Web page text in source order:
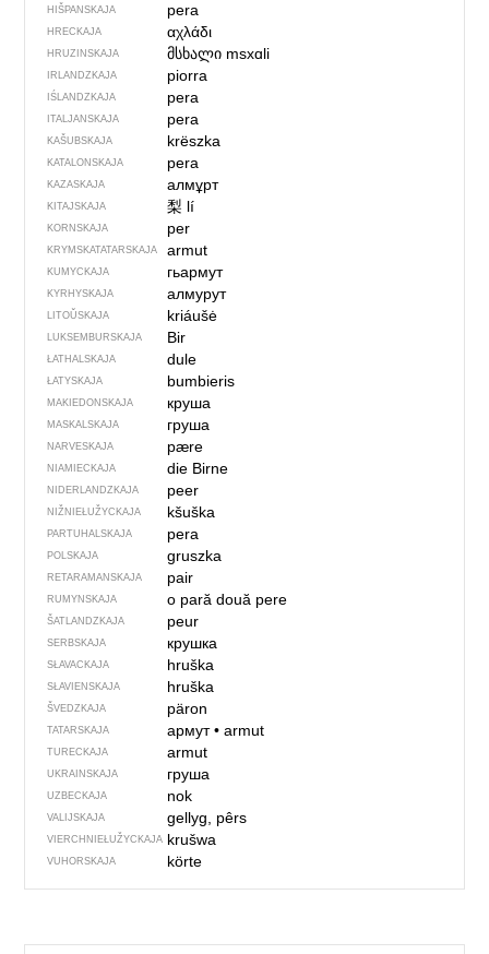
HIŠPANSKAJA pera
HRECKAJA αχλάδι
HRUZINSKAJA მსხალი msxɑli
IRLANDZKAJA piorra
IŚLANDZKAJA pera
ITALJANSKAJA pera
KAŠUBSKAJA krëszka
KATALONSKAJA pera
KAZASKAJA алмұрт
KITAJSKAJA 梨 lí
KORNSKAJA per
KRYMSKA­TATARSKAJA armut
KUMYCKAJA гьармут
KYRHYSKAJA алмурут
LITOŬSKAJA kriáušė
LUKSEMBURSKAJA Bir
ŁATHALSKAJA dule
ŁATYSKAJA bumbieris
MAKIEDONSKAJA круша
MASKALSKAJA груша
NARVESKAJA pære
NIAMIECKAJA die Birne
NIDERLANDZKAJA peer
NIŽNIEŁUŽYCKAJA kšuška
PARTUHALSKAJA pera
POLSKAJA gruszka
RETARAMANSKAJA pair
RUMYNSKAJA o parădouă pere
ŠATLANDZKAJA peur
SERBSKAJA крушка
SŁAVACKAJA hruška
SŁAVIENSKAJA hruška
ŠVEDZKAJA päron
TATARSKAJA армут• armut
TURECKAJA armut
UKRAINSKAJA груша
UZBECKAJA nok
VALIJSKAJA gellyg, pêrs
VIERCHNIE­ŁUŽYCKAJA krušwa
VUHORSKAJA körte